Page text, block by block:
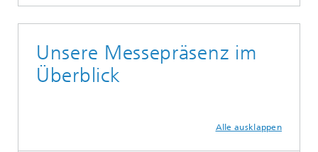
Unsere Messepräsenz im
Überblick
Alle ausklappen